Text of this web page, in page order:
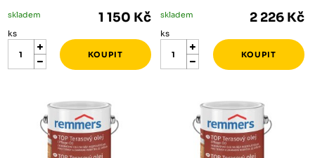
skladem 1 150 Kč
ks
skladem 2 226 Kč
ks